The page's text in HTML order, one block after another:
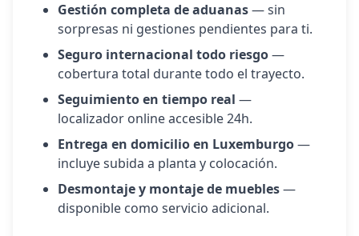
Gestión completa de aduanas— sin
sorpresas ni gestiones pendientes para ti.
Seguro internacional todo riesgo—
cobertura total durante todo el trayecto.
Seguimiento en tiempo real —
localizador online accesible 24h.
Entrega en domicilio en Luxemburgo—
incluye subida a planta y colocación.
Desmontaje y montaje de muebles—
disponible como servicio adicional.